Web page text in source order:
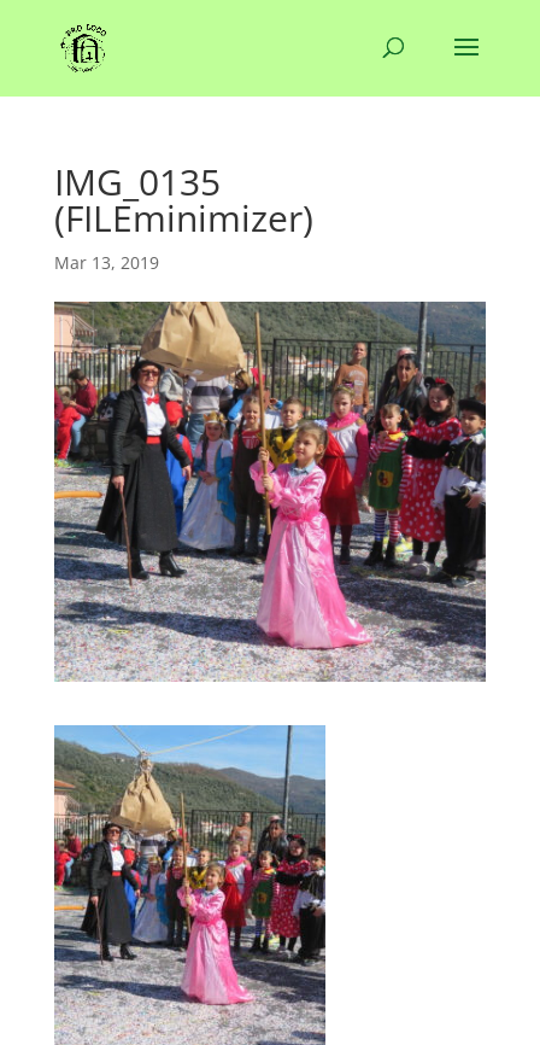
IMG_0135
(FILEminimizer)
Mar 13, 2019